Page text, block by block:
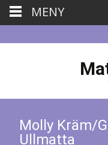
Molly Kräm/
Ullmatta
MENY